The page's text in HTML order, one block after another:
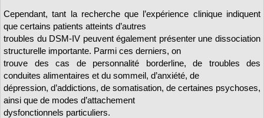
Cependant, tant la recherche que l’expérience clinique indiquent
que certains patients atteints d’autres
troubles du DSM-IV peuvent également présenter une dissociation
structurelle importante. Parmi ces derniers, on
trouve des cas de personnalité borderline, de troubles des
conduites alimentaires et du sommeil, d’anxiété, de
dépression, d’addictions, de somatisation, de certaines psychoses,
ainsi que de modes d’attachement
dysfonctionnels particuliers.